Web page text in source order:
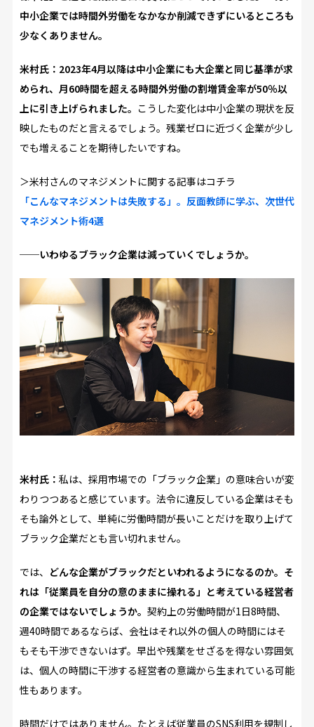
中小企業では時間外労働をなかなか削減できずにいるところも
少なくありません。
米村氏：2023年4月以降は中小企業にも大企業と同じ基準が求
められ、月60時間を超える時間外労働の割増賃金率が50％以
上に引き上げられました。 こうした変化は中小企業の現状を反
映したものだと言えるでしょう。残業ゼロに近づく企業が少し
でも増えることを期待したいですね。
＞米村さんのマネジメントに関する記事はコチラ
「こんなマネジメントは失敗する」。反面教師に学ぶ、次世代
マネジメント術4選
──いわゆるブラック企業は減っていくでしょうか。
米村氏： 私は、採用市場での「ブラック企業」の意味合いが変
わりつつあると感じています。法令に違反している企業はそも
そも論外として、単純に労働時間が長いことだけを取り上げて
ブラック企業だとも言い切れません。
では、 どんな企業がブラックだといわれるようになるのか。そ
れは「従業員を自分の意のままに操れる」と考えている経営者
の企業ではないでしょうか。 契約上の労働時間が1日8時間、
週40時間であるならば、会社はそれ以外の個人の時間にはそ
もそも干渉できないはず。早出や残業をせざるを得ない雰囲気
は、個人の時間に干渉する経営者の意識から生まれている可能
性もあります。
時間だけではありません。たとえば従業員のSNS利用を規制し